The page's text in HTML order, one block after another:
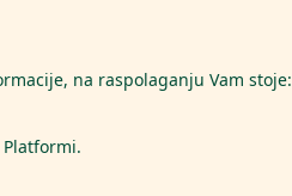
na raspolaganju Vam stoje: